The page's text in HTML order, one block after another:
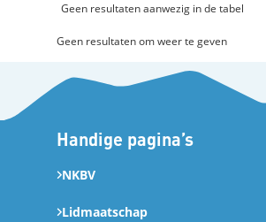
Geen resultaten aanwezig in de tabel
Geen resultaten om weer te geven
Handige pagina’s
NKBV
Lidmaatschap